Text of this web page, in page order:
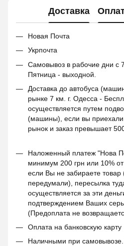
Доставка
Новая Почта
Укрпочта
Самовывоз в рабочие дни с
Пятница - выходной.
Доставка до автобуса
рынке 7 км. г. Одесса -
осуществляется путем
(машины), если вы
рынок и заказ превышает 500
Наложенный платеж "Нова
минимум 200 грн или 10%
если Вы не забираете товар
передумали), пересылка
осуществляется за эти
подтверждением Ваших
(Предоплата не
Оплата на банковскую карту
Наличными при самовывозе.